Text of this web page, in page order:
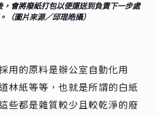
會將廢紙打包以便運送到負責下一步處
（圖片來源／邱琨皓攝）
用的原料是辦公室自動化用
林紙等等，也就是所謂的白紙
些都是雜質較少且較乾淨的廢